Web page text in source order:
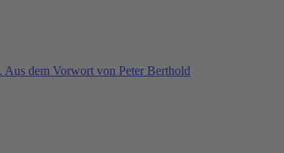
Aus dem Vorwort von Peter Berthold